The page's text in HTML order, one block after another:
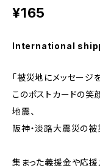
¥165
International
「被災地にメッセージ
このポストカードの笑
地震、
阪神・淡路大震災の被
集まった義援金や応援